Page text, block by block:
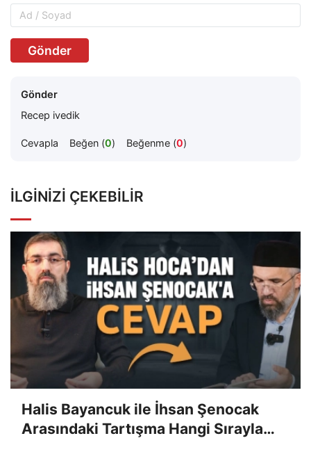
Gönder
Gönder
Recep ivedik
Cevapla Beğen (0) Beğenme (0)
İLGINIZI ÇEKEBILIR
Halis Bayancuk ile İhsan Şenocak
Arasındaki Tartışma Hangi Sırayla